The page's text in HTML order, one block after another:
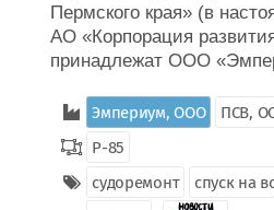
Пермского края» (в
АО «Корпорация
принадлежат ООО
Эмпериум, ООО
ПСВ,
Р-85
судоремонт
спуск на